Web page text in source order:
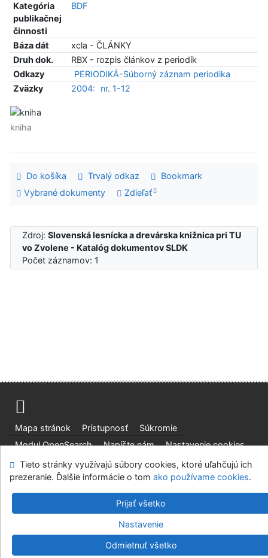
Kategória
publikačnej
činnosti
BDF
Báza dát
xcla - ČLÁNKY
Druh dok.
RBX - rozpis článkov z periodík
Odkazy
PERIODIKÁ-Súborný záznam periodika
Zväzky
2004: nr. 1-12
kniha
Do košíka Trvalý odkaz
Bookmark
Vybrané dokumenty
Zdieľať
Zdroj:Slovenská lesnícka a drevárska knižnica pri TU
vo Zvolene - Katalóg dokumentov SLDK
Počet záznamov: 1
Mapa stránok Prístupnosť
Súkromie
Modul OpenSearch
Napíšte nám Nastavenie cookies
Slovenská lesnícka a drevárska knižnica pri Technickej
v.4.8.63a-Cosmotron Slovakia, s.r.o.
Tieto stránky využívajú súbory cookies, ktoré uľahčujú ich
prezeranie. Ďalšie informácie o tom ako používame cookies.
Prijať všetko
Nastavenie
Odmietnuť všetko